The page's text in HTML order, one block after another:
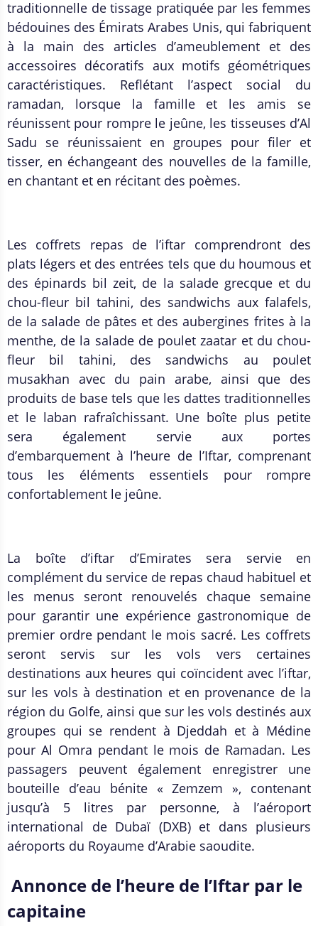
traditionnelle de tissage pratiquée par les femmes
bédouines des Émirats Arabes Unis, qui fabriquent
à la main des articles d’ameublement et des
accessoires décoratifs aux motifs géométriques
caractéristiques. Reflétant l’aspect social du
ramadan, lorsque la famille et les amis se
réunissent pour rompre le jeûne, les tisseuses d’Al
Sadu se réunissaient en groupes pour filer et
tisser, en échangeant des nouvelles de la famille,
en chantant et en récitant des poèmes.
Les coffrets repas de l’iftar comprendront des
plats légers et des entrées tels que du houmous et
des épinards bil zeit, de la salade grecque et du
chou-fleur bil tahini, des sandwichs aux falafels,
de la salade de pâtes et des aubergines frites à la
menthe, de la salade de poulet zaatar et du chou-
fleur bil tahini, des sandwichs au poulet
musakhan avec du pain arabe, ainsi que des
produits de base tels que les dattes traditionnelles
et le laban rafraîchissant. Une boîte plus petite
sera également servie aux portes
d’embarquement à l’heure de l’Iftar, comprenant
tous les éléments essentiels pour rompre
confortablement le jeûne.
La boîte d’iftar d’Emirates sera servie en
complément du service de repas chaud habituel et
les menus seront renouvelés chaque semaine
pour garantir une expérience gastronomique de
premier ordre pendant le mois sacré. Les coffrets
seront servis sur les vols vers certaines
destinations aux heures qui coïncident avec l’iftar,
sur les vols à destination et en provenance de la
région du Golfe, ainsi que sur les vols destinés aux
groupes qui se rendent à Djeddah et à Médine
pour Al Omra pendant le mois de Ramadan. Les
passagers peuvent également enregistrer une
bouteille d’eau bénite « Zemzem », contenant
jusqu’à 5 litres par personne, à l’aéroport
international de Dubaï (DXB) et dans plusieurs
aéroports du Royaume d’Arabie saoudite.
Annonce de l’heure de l’Iftar par le
capitaine